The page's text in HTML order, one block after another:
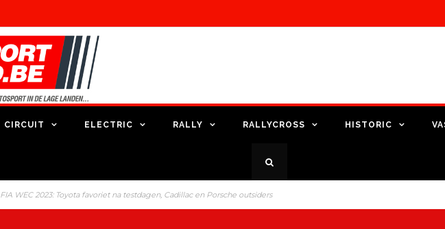
CIRCUIT ELECTRIC RALLY RALLYCROSS HISTORIC
FIA WEC 2023: Toyota favoriet na testdagen, Cadillac en Porsche outsiders